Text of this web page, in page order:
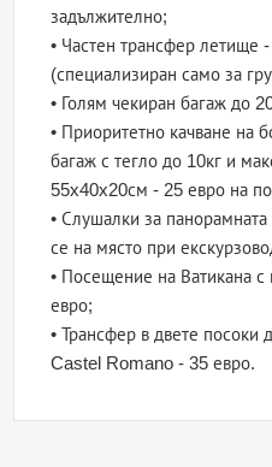
задължително;
• Частен трансфер летище
(специализиран само за
• Голям чекиран багаж до
• Приоритетно качване на
багаж с тегло до 10кг и
55x40x20см - 25 евро на
• Слушалки за
се на място при
• Посещение на Ватикана с
евро;
• Трансфер в двете
Castel Romano - 35 евро.